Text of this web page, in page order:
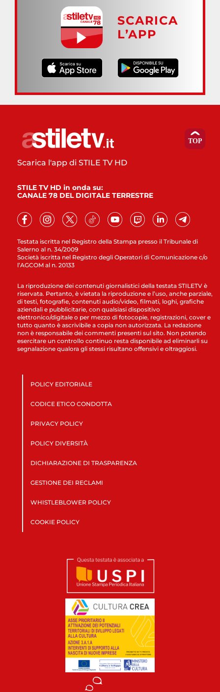
SCARICA
L’APP
Testata iscritta nel Registro della Stampa presso il Tribunale di
Salerno al n. 34/2009
Società iscritta nel Registro degli Operatori di Comunicazione c/o
l’AGCOM al n. 20133
Scarica l'app di STILE TV HD
STILE TV HD in onda su:
CANALE 78 DEL DIGITALE TERRESTRE
La riproduzione dei contenuti giornalistici della testata STILETV è
riservata. Pertanto, è vietata la riproduzione e l’uso, anche parziale,
di testi, fotografie, contenuti audio/video, filmati, loghi, grafiche
aziendali e pubblicitarie, con qualsiasi dispositivo
elettronico/digitale o per mezzo di fotocopie, registrazioni, cover e
tutto quanto è ascrivibile a copia non autorizzata. La redazione
non è responsabile dei commenti presenti sul sito. Non potendo
esercitare un controllo continuo resta disponibile ad eliminarli su
segnalazione qualora gli stessi risultano offensivi e oltraggiosi.
POLICY EDITORIALE
CODICE ETICO CONDOTTA
PRIVACY POLICY
POLICY DIVERSITÀ
DICHIARAZIONE DI TRASPARENZA
GESTIONE DEI RECLAMI
WHISTLEBLOWER POLICY
COOKIE POLICY